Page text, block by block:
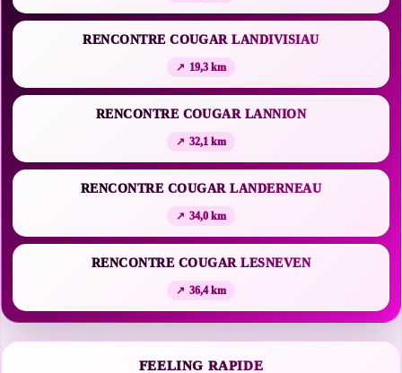
RENCONTRE COUGAR LANDIVISIAU
19,3 km
RENCONTRE COUGAR LANNION
32,1 km
RENCONTRE COUGAR LANDERNEAU
34,0 km
RENCONTRE COUGAR LESNEVEN
36,4 km
FEELING RAPIDE